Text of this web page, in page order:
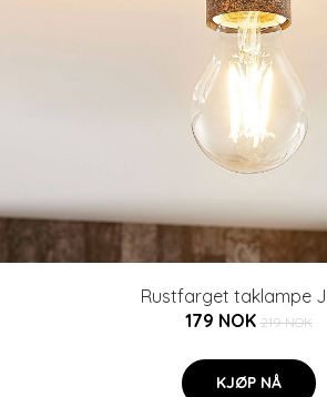
Rustfarget taklampe
179 NOK 219 NOK
KJØP NÅ